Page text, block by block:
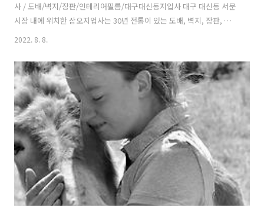
사 / 도배/벽지/장판/인테리어필름/대구대신동지업사 대구 대신동 서문
시장 내에 위치한 삼오지업사는 30년 전통이 있는 도배, 벽지, 장판, 인테
리어 필름 판매, 시공 전문 업체 입니다. 35wallpaper.co.kr 삼오지업사
업사 T. 053-252-2017 대구 전지역 도배장판 견적 친절상담 전화 : 053-
252-2017
2022. 8. 8.